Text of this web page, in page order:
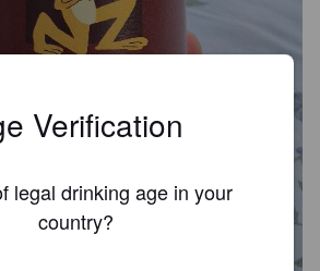
Verification
legal drinking age in your
country?